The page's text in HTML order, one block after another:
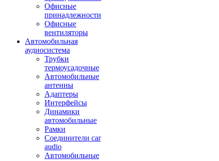
Офисные
принадлежности
Офисные
вентиляторы
Автомобильная
аудиосистема
Трубки
термоусадочные
Автомобильные
антенны
Адаптеры
Интерфейсы
Динамики
автомобильные
Рамки
Соединители car
audio
Автомобильные